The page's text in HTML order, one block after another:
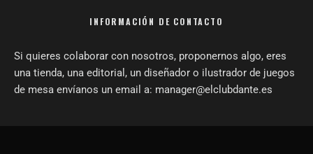
INFORMACIÓN DE CONTACTO
Si quieres colaborar con nosotros, proponernos algo, eres
una tienda, una editorial, un diseñador o ilustrador de juegos
de mesa envíanos un email a: manager@elclubdante.es